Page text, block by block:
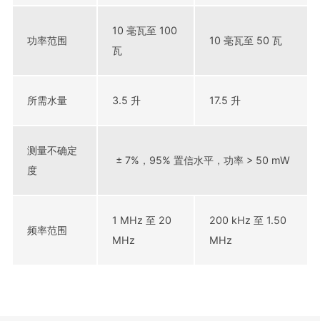
功率范围
10 毫瓦至 100
瓦
10 毫瓦至 50 瓦
所需水量 3.5 升 17.5 升
测量不确定
度
± 7%，95% 置信水平，功率 > 50 mW
频率范围
1 MHz 至 20
MHz
200 kHz 至 1.50
MHz